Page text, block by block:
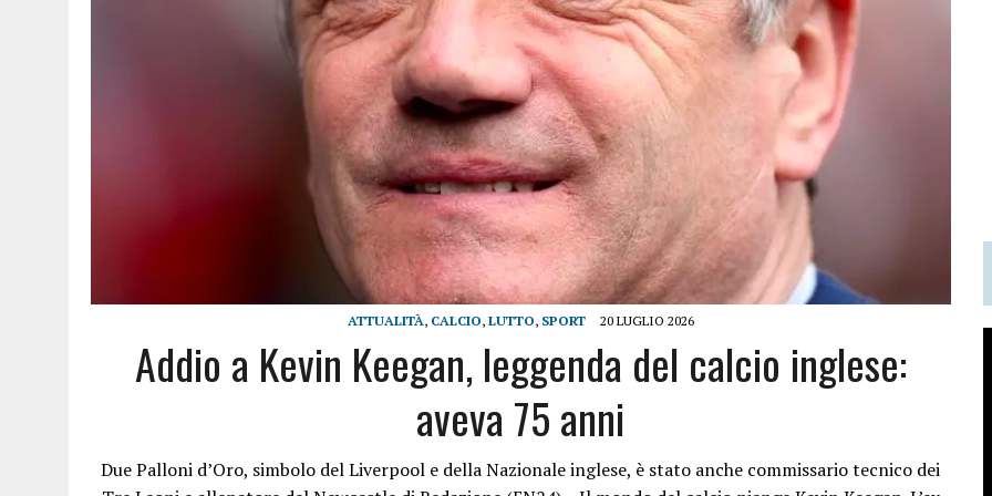
ATTUALITÀ, CALCIO, LUTTO, SPORT 20 LUGLIO 2026
Addio a Kevin Keegan, leggenda del calcio inglese:
aveva 75 anni
Due Palloni d’Oro, simbolo del Liverpool e della Nazionale inglese, è stato anche commissario tecnico dei